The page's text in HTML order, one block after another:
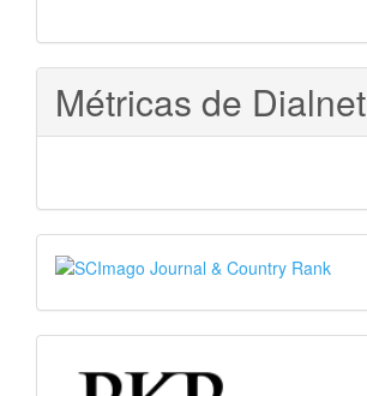
Métricas de Dialnet
SJR
PKP